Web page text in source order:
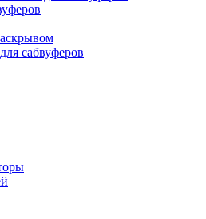
сабвуферов